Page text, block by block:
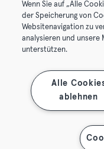
© 2026 Urban
AGB Datenschutz
Vertrag hier
Wenn Sie auf „Alle
der Speicherung von
Websitenavigation zu
analysieren und unsere
unterstützen.
Alle
ablehnen